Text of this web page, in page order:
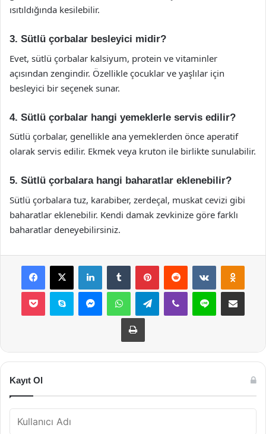
ısıtıldığında kesilebilir.
3. Sütlü çorbalar besleyici midir?
Evet, sütlü çorbalar kalsiyum, protein ve vitaminler
açısından zengindir. Özellikle çocuklar ve yaşlılar için
besleyici bir seçenek sunar.
4. Sütlü çorbalar hangi yemeklerle servis edilir?
Sütlü çorbalar, genellikle ana yemeklerden önce aperatif
olarak servis edilir. Ekmek veya kruton ile birlikte sunulabilir.
5. Sütlü çorbalara hangi baharatlar eklenebilir?
Sütlü çorbalara tuz, karabiber, zerdeçal, muskat cevizi gibi
baharatlar eklenebilir. Kendi damak zevkinize göre farklı
baharatlar deneyebilirsiniz.
Facebook
X LinkedInTumblr PinterestReddit VKontakte
Pocket Skype MessengerWhatsAppTelegramViber Line E-Posta ile
Yazdır
Kayıt Ol